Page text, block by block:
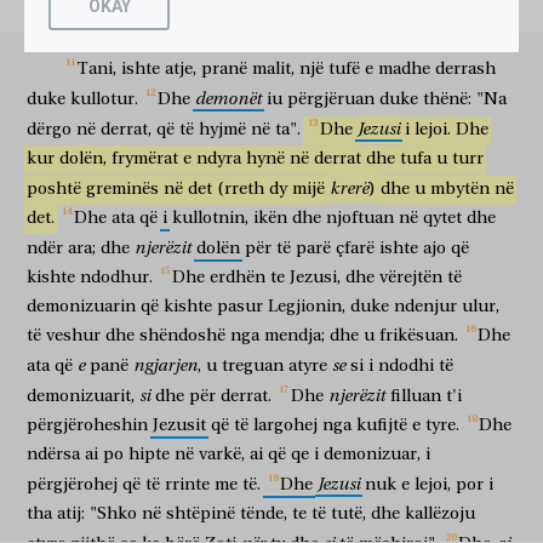
λεγεῶνα,
καὶ
πῶς ἐγένετο
ndodhi
τῷ
atij
δαιμονιζομένῳ,
që është demonizuar
καὶ
dhe
περὶ
për
τῶν χοίρων.
derrat
καὶ ἤρξαντο
filluan
παρακαλεῖν
për të përgjëruar
αὐτὸν
atë
ἀπελθεῖν
për t'u larguar
ἀπὸ
nga
τῶν
ὁρίων
kufijtë
αὐτῶν.
e tyre
καὶ
dhe
ἐμβαίνοντος
ndërsa hip
αὐτοῦ
ai
εἰς
në
τὸ πλοῖον,
varkën
παρεκάλει
përgjëronte
αὐτὸν
atë
ὁ
ai
δαιμονισθεὶς,
që u demonizua
ἵνα
që
μετ’
me
αὐτοῦ
atë
ᾖ.
të jetë
καὶ
dhe
οὐκ
nuk
ἀφῆκεν
lejoi
αὐτόν,
atë
ἀλλὰ
por
λέγει
thotë
αὐτῷ,
atij
ὕπαγε
shko
εἰς
në
τὸν
οἶκόν
shtëpinë
σου,
tënde
πρὸς τοὺς σούς,
të tutë
καὶ
dhe
ἀπάγγειλον
kallëzo
αὐτοῖς
atyre gjithë sa
ὁ Κύριός
Zoti
σοι
ty
πεποίηκεν,
ka bërë
καὶ
dhe
ἠλέησέν
mëshiroi
σε.
ty
καὶ
dhe
ἀπῆλθεν
shkoi
καὶ
dhe
ἤρξατο
filloi
κηρύσσειν
për të shpallur
ἐν
në
τῇ Δεκαπόλει,
Dekapolin
ὅσα
gjithë sa
ἐποίησεν
bëri
αὐτῷ ὁ Ἰησοῦς,
Jezusi
καὶ πάντες
të gjithë
ἐθαύμαζον.
mrekulloheshin
καὶ
dhe
διαπεράσαντος
ndërsa kaloi matanë
τοῦ Ἰησοῦ
Jezusi
ἐν
në
τῷ πλοίῳ
varkën
πάλιν
në anën tjetër u mblodh
ὄχλος
turmë e madhe
ἐπ’
tek
αὐτόν,
ai dhe
ἦν
ishte
παρὰ
ndanë
τὴν θάλασσαν.
detit
καὶ
dhe
ἰδοὺ,
ja
ἔρχεται
vjen
εἷς
një
τῶν
shumë".
Tani, ishte atje, pranë malit, një tufë e madhe derrash
duke kullotur. Dhe demonët iu përgjëruan duke thënë: "Na
dërgo në derrat, që të hyjmë në ta". Dhe Jezusi i lejoi. Dhe
kur dolën, frymërat e ndyra hynë në derrat dhe tufa u turr
poshtë greminës në det (rreth dy mijë krerë) dhe u mbytën në
det.
Dhe ata që i kullotnin, ikën dhe njoftuan në qytet dhe
ndër ara; dhe njerëzit dolën për të parë çfarë ishte ajo që
kishte ndodhur. Dhe erdhën te Jezusi, dhe vërejtën të
demonizuarin që kishte pasur Legjionin, duke ndenjur ulur,
të veshur dhe shëndoshë nga mendja; dhe u frikësuan.
Dhe
ata që e panë ngjarjen, u treguan atyre se si i ndodhi të
demonizuarit, si dhe për derrat. Dhe njerëzit filluan t'i
përgjëroheshin Jezusit që të largohej nga kufijtë e tyre.
Dhe
ndërsa ai po hipte në varkë, ai që qe i demonizuar, i
përgjërohej që të rrinte me të. Dhe Jezusi nuk e lejoi, por i
tha atij: "Shko në shtëpinë tënde, te të tutë, dhe kallëzoju
OKAY